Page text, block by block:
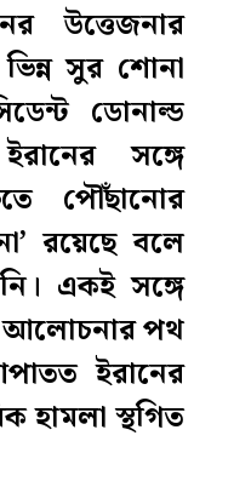
উত্তেজনার
সুর শোনা
ডোনাল্ড
সঙ্গে
পৌঁছানোর
রয়েছে বলে
একই সঙ্গে
আলোচনার পথ
ইরানের
হামলা স্থগিত